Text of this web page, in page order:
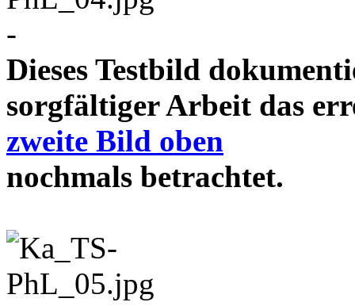
-
Dieses Testbild
sorgfältiger Arbeit das
zweite Bild oben
nochmals